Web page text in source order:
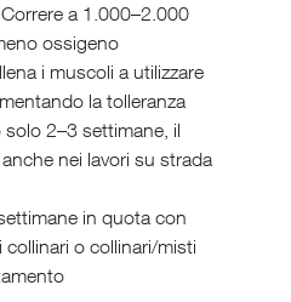
a 1.000–2.000
ossigeno
i muscoli a utilizzare
la tolleranza
2–3 settimane, il
nei lavori su strada
in quota con
o collinari/misti